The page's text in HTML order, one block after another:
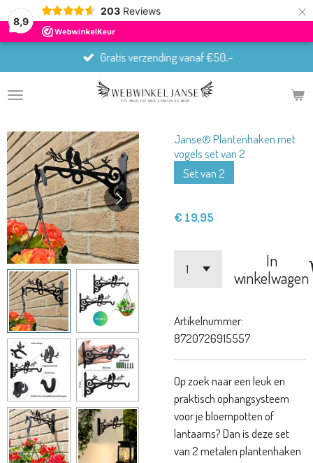
8,9
203 Reviews ×
Gratis verzending vanaf €50,-
Janse® Plantenhaken met
vogels set van 2
Set van 2
€ 19,95
In
winkelwagen
Artikelnummer:
8720726915557
Op zoek naar een leuk en
praktisch ophangsysteem
voor je bloempotten of
lantaarns? Dan is deze set
van 2 metalen plantenhaken